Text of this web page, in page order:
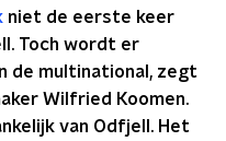
niet de eerste keer
Toch wordt er
de multinational, zegt
Wilfried Koomen.
van Odfjell. Het